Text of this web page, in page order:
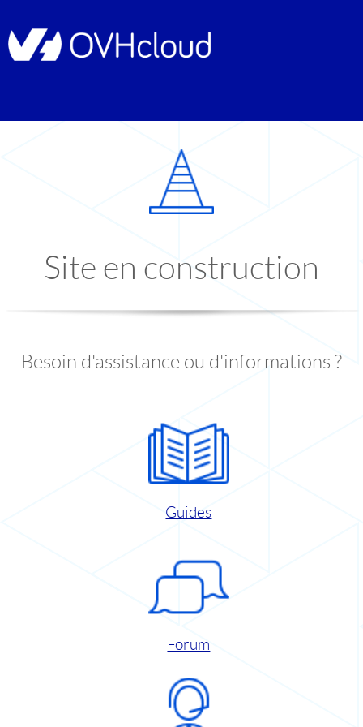
Site en construction
Besoin d'assistance ou d'informations ?
Guides
Forum